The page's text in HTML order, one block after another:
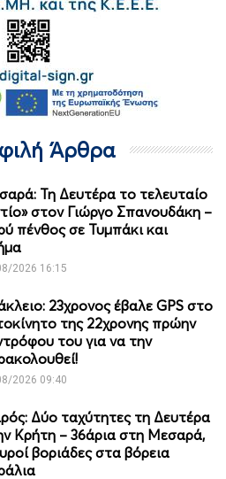
Άρθρα
Τη Δευτέρα το τελευταίο
στον Γιώργο Σπανουδάκη –
πένθος σε Τυμπάκι και
2026 16:15
23χρονος έβαλε GPS στο
της 22χρονης πρώην
του για να την
2026 09:40
Δύο ταχύτητες τη Δευτέρα
Κρήτη – 36άρια στη Μεσαρά,
βοριάδες στα βόρεια